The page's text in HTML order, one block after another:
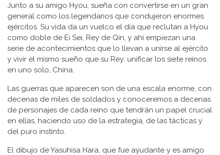
Junto a su amigo Hyou, sueña con convertirse en un gran
general como los legendarios que condujeron enormes
ejércitos. Su vida da un vuelco el día que reclutan a Hyou
como doble de Ei Sei, Rey de Qin, y ahí empiezan una
serie de acontecimientos que lo llevan a unirse al ejército
y vivir el mismo sueño que su Rey: unificar los siete reinos
en uno solo, China.
Las guerras que aparecen son de una escala enorme, con
decenas de miles de soldados y conoceremos a decenas
de personajes de cada reino que tendrán un papel crucial
en ellas, haciendo uso de la estrategia, de las tácticas y
del puro instinto.
El dibujo de Yasuhisa Hara, que fue ayudante y es amigo